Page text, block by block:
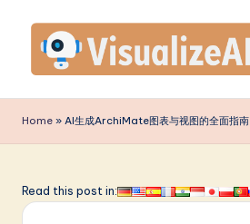
content
is
u
li
Home » AI生成ArchiMate图表与视图的全面指南
Read this post in: